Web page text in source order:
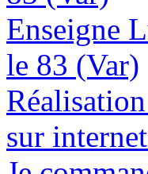
Enseigne
le 83 (Var)
sur